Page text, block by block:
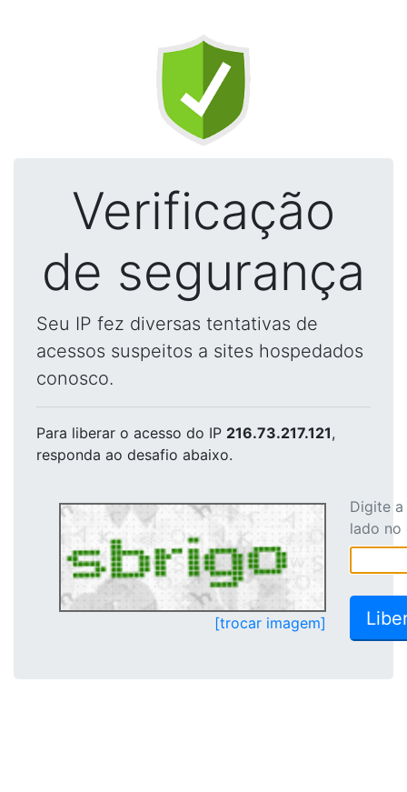
Verificação
de segurança
Seu IP fez diversas tentativas de
acessos suspeitos a sites hospedados
conosco.
Para liberar o acesso do IP 216.73.217.121,
responda ao desafio abaixo.
[trocar imagem]
Digite
lado no